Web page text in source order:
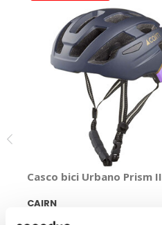
Casco bici Urbano Prism II
CAIRN